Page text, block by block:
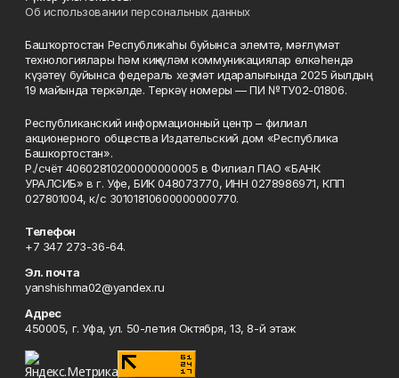
Об использовании персональных данных
Башҡортостан Республикаһы буйынса элемтә, мәғлүмәт
технологиялары һәм киңкүләм коммуникациялар өлкәһендә
күҙәтеү буйынса федераль хеҙмәт идаралығында 2025 йылдың
19 майында теркәлде. Теркәү номеры — ПИ №ТУ02-01806.
Республиканский информационный центр – филиал
акционерного общества Издательский дом «Республика
Башкортостан».
Р./счёт 40602810200000000005 в Филиал ПАО «БАНК
УРАЛСИБ» в г. Уфе, БИК 048073770, ИНН 0278986971, КПП
027801004, к/с 30101810600000000770.
Телефон
+7 347 273-36-64.
Эл. почта
yanshishma02@yandex.ru
Адрес
450005, г. Уфа, ул. 50-летия Октября, 13, 8-й этаж